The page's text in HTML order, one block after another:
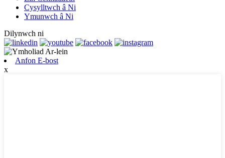
Cysylltwch â Ni
Ymunwch â Ni
Dilynwch ni
Anfon E-bost
x